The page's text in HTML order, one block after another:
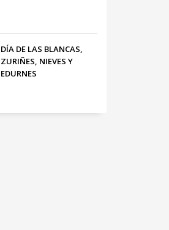
DÍA DE LAS BLANCAS,
ZURIÑES, NIEVES Y
EDURNES